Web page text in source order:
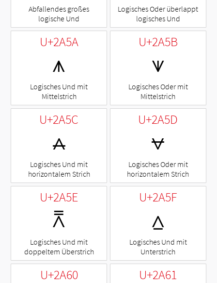
Abfallendes großes
logische Und
Logisches Oder überlappt
logisches Und
U+2A5A
⩚
Logisches Und mit
Mittelstrich
U+2A5B
⩛
Logisches Oder mit
Mittelstrich
U+2A5C
⩜
Logisches Und mit
horizontalem Strich
U+2A5D
⩝
Logisches Oder mit
horizontalem Strich
U+2A5E
⩞
Logisches Und mit
doppeltem Überstrich
U+2A5F
⩟
Logisches Und mit
Unterstrich
U+2A60 U+2A61